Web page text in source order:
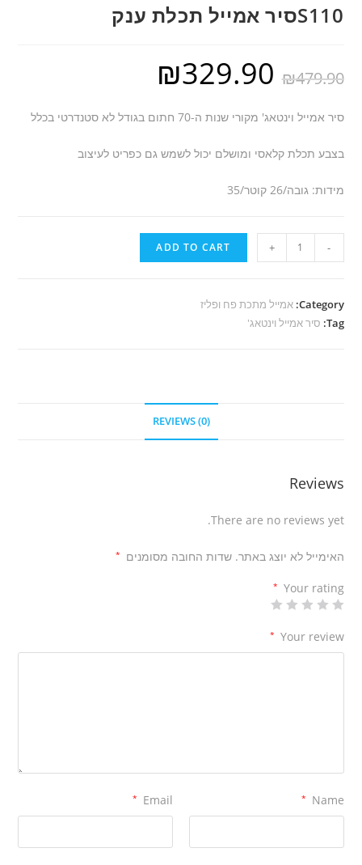
S110סיר אמייל תכלת ענק
₪479.90
₪329.90
סיר אמייל וינטאג' מקורי שנות ה-70 חתום בגודל לא סטנדרטי בכלל
בצבע תכלת קלאסי ומושלם יכול לשמש גם כפריט לעיצוב
מידות: גובה/26 קוטר/35
-
אמייל
ענק
quantity
+
ADD TO CART
Category: אמייל מתכת פח ופליז
Tag: סיר אמייל וינטאג'
REVIEWS (0)
Reviews
There are no reviews yet.
האימייל לא יוצג באתר. שדות החובה מסומנים *
Your rating
*
Your review
*
Name
*
Email
*